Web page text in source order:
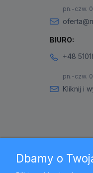
pn.-czw.
BIURO:
+48
pn.-czw.
Kliknij i
Dbamy o